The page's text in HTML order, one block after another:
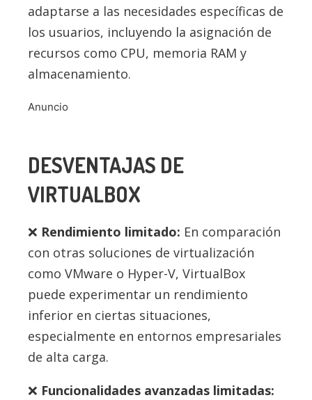
adaptarse a las necesidades específicas de
los usuarios, incluyendo la asignación de
recursos como CPU, memoria RAM y
almacenamiento.
Anuncio
DESVENTAJAS DE
VIRTUALBOX
Rendimiento limitado: En comparación
con otras soluciones de virtualización
como VMware o Hyper-V, VirtualBox
puede experimentar un rendimiento
inferior en ciertas situaciones,
especialmente en entornos empresariales
de alta carga.
Funcionalidades avanzadas limitadas: